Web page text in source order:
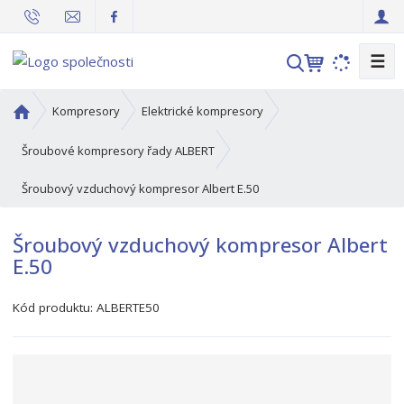
V
☰
v
o
n
t
r
n
Kompresory Elektrické kompresory
Šroubové kompresory řady ALBERT
Šroubový vzduchový kompresor Albert E.50
Šroubový vzduchový kompresor Albert
E.50
Kód produktu:ALBERTE50